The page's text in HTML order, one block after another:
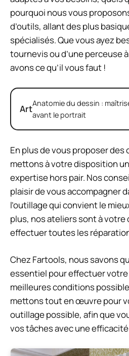
pourquoi nous vous
d’outils, allant des plus
spécialisés. Que vous ayez
tournevis ou d’une perceuse
avons ce qu’il vous faut !
ArtAnatomie du dessin :
avant le portrait
En plus de vous proposer
mettons à votre disposition
expertise hors pair. Nos
plaisir de vous accompagner
l’outillage qui convient le
plus, nos ateliers sont à
effectuer toutes les
Chez Fartools, nous savons
essentiel pour effectuer votre
meilleures conditions
mettons tout en œuvre pour
outillage possible, afin que
vos tâches avec une